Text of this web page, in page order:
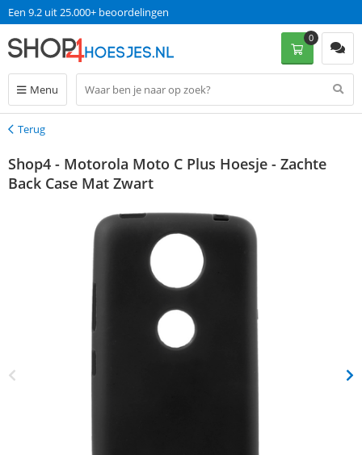
Een 9.2 uit 25.000+ beoordelingen
Menu
0
Terug
Terug
Shop4 - Motorola Moto C Plus Hoesje - Zachte
Back Case Mat Zwart